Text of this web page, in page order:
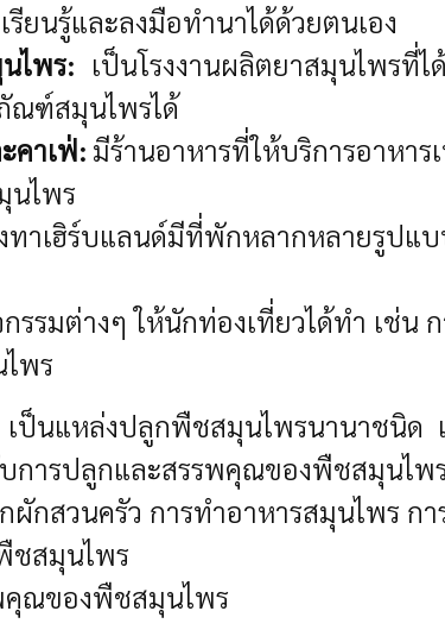
รียนรู้และลงมือทำนาได้ด้วยตนเอง
ไพร: เป็นโรงงานผลิตยาสมุนไพรที่
ณฑ์สมุนไพรได้
คาเฟ่: มีร้านอาหารที่ให้บริการอาหา
นไพร
ทาเฮิร์บแลนด์มีที่พักหลากหลายรูป
รรมต่างๆ ให้นักท่องเที่ยวได้ทำ เช่น
พร
เป็นแหล่งปลูกพืชสมุนไพรนานาช
บการปลูกและสรรพคุณของพืชสมุนไ
ผักสวนครัว การทำอาหารสมุนไพร ก
ชสมุนไพร
คุณของพืชสมุนไพร